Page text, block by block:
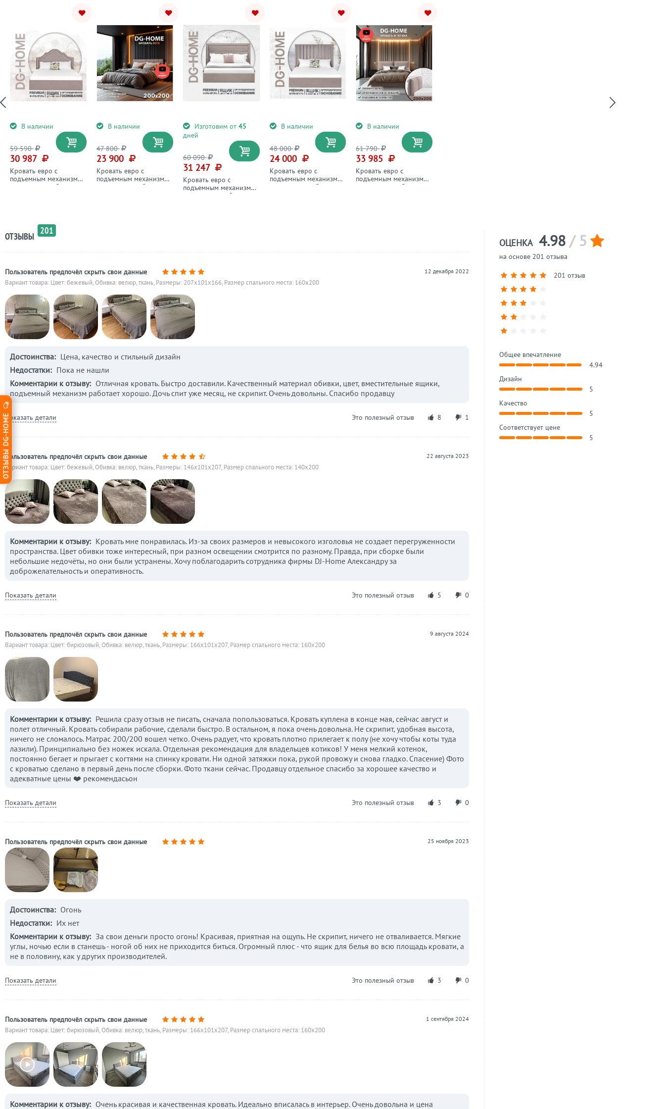
ОТЗЫВЫ DG-HOME
В наличии
59 590
30 987
Кровать евро с
подъемным механизмом
и ящиком для белья
В наличии
47 800
23 900
Кровать евро с
подъемным механизмом
и ящиком для белья
Изготовим от 45
дней
60 090
31 247
Кровать евро с
подъемным механизмом
и ящиком для белья
В наличии
48 000
24 000
Кровать евро с
подъемным механизмом
и ящиком для белья
В наличии
61 790
33 985
Кровать евро с
подъемным механизмом
и ящиком для белья
ОЦЕНКА 4.98 / 5
на основе 201 отзыва
201 отзыв
Общее впечатление
4.94
Дизайн
5
Качество
5
Соответствует цене
5
ОТЗЫВЫ
201
Пользователь предпочёл скрыть свои данные 12 декабря 2022
Вариант товара: Цвет: бежевый, Обивка: велюр, ткань, Размеры: 207x101x166, Размер спального места: 160х200
Достоинства: Цена, качество и стильный дизайн
Недостатки: Пока не нашли
Комментарии к отзыву: Отличная кровать. Быстро доставили. Качественный материал обивки, цвет, вместительные ящики,
подъемный механизм работает хорошо. Дочь спит уже месяц, не скрипит. Очень довольны. Спасибо продавцу
Показать детали Это полезный отзыв 8 1
Пользователь предпочёл скрыть свои данные 22 августа 2023
Вариант товара: Цвет: бежевый, Обивка: велюр, ткань, Размеры: 146x101x207, Размер спального места: 140х200
Комментарии к отзыву: Кровать мне понравилась. Из-за своих размеров и невысокого изголовья не создает перегруженности
пространства. Цвет обивки тоже интересный, при разном освещении смотрится по разному. Правда, при сборке были
небольшие недочёты, но они были устранены. Хочу поблагодарить сотрудника фирмы DJ-Home Александру за
доброжелательность и оперативность.
Показать детали Это полезный отзыв 5 0
Пользователь предпочёл скрыть свои данные 9 августа 2024
Вариант товара: Цвет: бирюзовый, Обивка: велюр, ткань, Размеры: 166x101x207, Размер спального места: 160х200
Комментарии к отзыву: Решила сразу отзыв не писать, сначала попользоваться. Кровать куплена в конце мая, сейчас август и
полет отличный. Кровать собирали рабочие, сделали быстро. В остальном, я пока очень довольна. Не скрипит, удобная высота,
ничего не сломалось. Матрас 200/200 вошел четко. Очень радует, что кровать плотно прилегает к полу (не хочу чтобы коты туда
лазили). Принципиально без ножек искала. Отдельная рекомендация для владельцев котиков! У меня мелкий котенок,
постоянно бегает и прыгает с когтями на спинку кровати. Ни одной затяжки пока, рукой провожу и снова гладко. Спасение) Фото
с кроватью сделано в первый день после сборки. Фото ткани сейчас. Продавцу отдельное спасибо за хорошее качество и
адекватные цены ❤️ рекомендасьон
Показать детали Это полезный отзыв 3 0
Пользователь предпочёл скрыть свои данные 25 ноября 2023
Достоинства: Огонь
Недостатки: Их нет
Комментарии к отзыву: За свои деньги просто огонь! Красивая, приятная на ощупь. Не скрипит, ничего не отваливается. Мягкие
углы, ночью если в станешь - ногой об них не приходится биться. Огромный плюс - что ящик для белья во всю площадь кровати, а
не в половину, как у других производителей.
Показать детали Это полезный отзыв 3 0
Пользователь предпочёл скрыть свои данные 1 сентября 2024
Вариант товара: Цвет: бирюзовый, Обивка: велюр, ткань, Размеры: 166x101x207, Размер спального места: 160х200
Комментарии к отзыву: Очень красивая и качественная кровать. Идеально вписалась в интерьер. Очень довольна и цена